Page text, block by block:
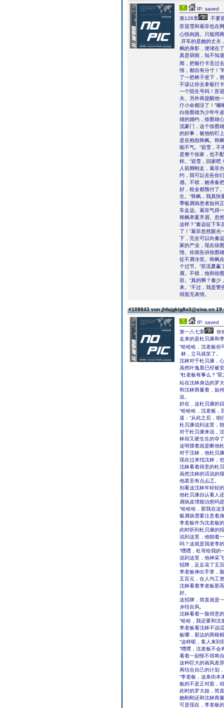
IP: saved
第126章
不要
苏迎雪和葛菲也在
心惊肉跳。只能用
开车的是她的丈夫
枫的身影，便堵在
真是胡闹，知不知
闻，把银行卡丢过
情，都自有分寸！
了一把椅子坐下，
不该让你去拿银行
一个陌生号码！苏
夫。另外再提醒他
疗小命都没了！”嘟
白徐图雄为少年牛
雄的婚约，徐图雄
流豪门，这个徐图
的好事，被他给盯
是在抱怨韩枫。韩
能不气。“迎雪，不
是整个徐家，也不
样。“迎雪，回家吧
人前脚刚走，葛菲
约，我可以去告你
感。不错，她准备
好，租金都预付了
生。“韩枫，我真快
季银屑病患者如何
车走远。葛菲气得
韩枫举案齐眉。忽
这样？”秦远征下车
了！”葛菲忽然眼
下，完全可以向秦
家的产业，现在徐
情。你就告诉徐图
征不屑冷笑。韩枫
个过节。“苏流夏赢
屑。不错，他和徐
容。“真的啊？秦少
来。“不过，我是警
得面无表情。
#108843 von jhfajgklg8o3@sina.cn
IP: saved
第一八七章
你
走来的是杜贝康和
“哈哈哈，沈老板你
林，立马就笑了。
沈林对于杜贝康，
虽然叶逸晨已经被
“杜老板有事么？”
站在沈林身边的罗
和沈林商量着，如
迫。
好在，这杜贝康的
“哈哈哈，沈老板，
道：“从此之后，咱
杜贝康说到这里，
对于杜贝康来说，
林却又硬生生的夺
这明摆着就是断他
对于沈林，他杜贝
现在过来找沈林，
沈林看着得意的杜
虽然沈林的话说的
他甚至有点忐忑。
别看这沈林年轻轻
他杜贝康自认看人
屑病皮埋能治愈吗
“哈哈哈，那我在这
银屑病需要注意着
李老板作为沈老板
此时听到杜贝康的
说到这里，他朝着
吗？这就是我老李
“嘿嘿，杜哥给我的
说到这里，他神采
招牌，足足花了五
李老板伸出手掌，
五百元，在人均工
沈林看着李老板那
好。
这招牌，简直就是
乡结合风。
沈林看着一脸得意
“哈哈，我还要和沈
李老板看沈林不说
板哪，那边的两根
“这样呢，客人来到
“嘿嘿，沈老板不会
看着一副恨不得将
这种巨大的画风差
再结合自己的计划
“李老板，这条街本
板的不是正对面，
此时的罗大姐，简
她刚刚还和沈林商
可是现在，李老板